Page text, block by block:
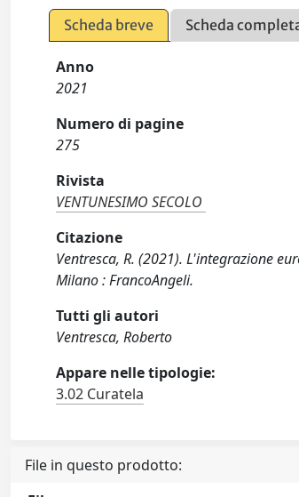
Scheda breve Scheda
Anno
2021
Numero di pagine
275
Rivista
VENTUNESIMO SECOLO
Citazione
Ventresca, R. (2021). L'integrazione
Milano : FrancoAngeli.
Tutti gli autori
Ventresca, Roberto
Appare nelle tipologie:
3.02 Curatela
File in questo prodotto: